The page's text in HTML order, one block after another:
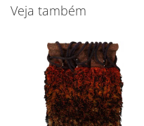
Veja também